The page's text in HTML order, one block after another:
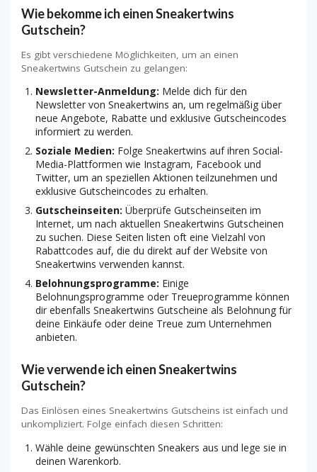
Wie bekomme ich einen Sneakertwins
Gutschein?
Es gibt verschiedene Möglichkeiten, um an einen
Sneakertwins Gutschein zu gelangen:
Newsletter-Anmeldung: Melde dich für den
Newsletter von Sneakertwins an, um regelmäßig über
neue Angebote, Rabatte und exklusive Gutscheincodes
informiert zu werden.
Soziale Medien: Folge Sneakertwins auf ihren Social-
Media-Plattformen wie Instagram, Facebook und
Twitter, um an speziellen Aktionen teilzunehmen und
exklusive Gutscheincodes zu erhalten.
Gutscheinseiten: Überprüfe Gutscheinseiten im
Internet, um nach aktuellen Sneakertwins Gutscheinen
zu suchen. Diese Seiten listen oft eine Vielzahl von
Rabattcodes auf, die du direkt auf der Website von
Sneakertwins verwenden kannst.
Belohnungsprogramme: Einige
Belohnungsprogramme oder Treueprogramme können
dir ebenfalls Sneakertwins Gutscheine als Belohnung für
deine Einkäufe oder deine Treue zum Unternehmen
anbieten.
Wie verwende ich einen Sneakertwins
Gutschein?
Das Einlösen eines Sneakertwins Gutscheins ist einfach und
unkompliziert. Folge einfach diesen Schritten:
Wähle deine gewünschten Sneakers aus und lege sie in
deinen Warenkorb.